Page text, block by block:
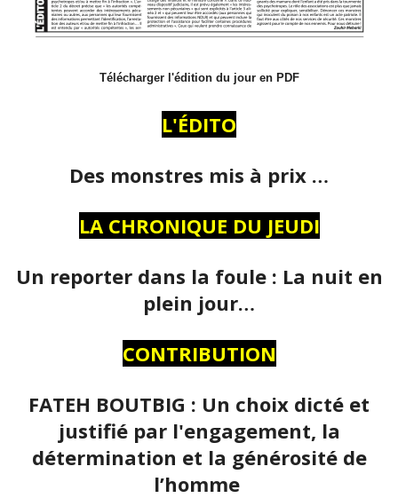
Télécharger l'édition du jour en PDF
L'ÉDITO
Des monstres mis à prix …
LA CHRONIQUE DU JEUDI
Un reporter dans la foule : La nuit en
plein jour…
CONTRIBUTION
FATEH BOUTBIG : Un choix dicté et
justifié par l'engagement, la
détermination et la générosité de
l’homme